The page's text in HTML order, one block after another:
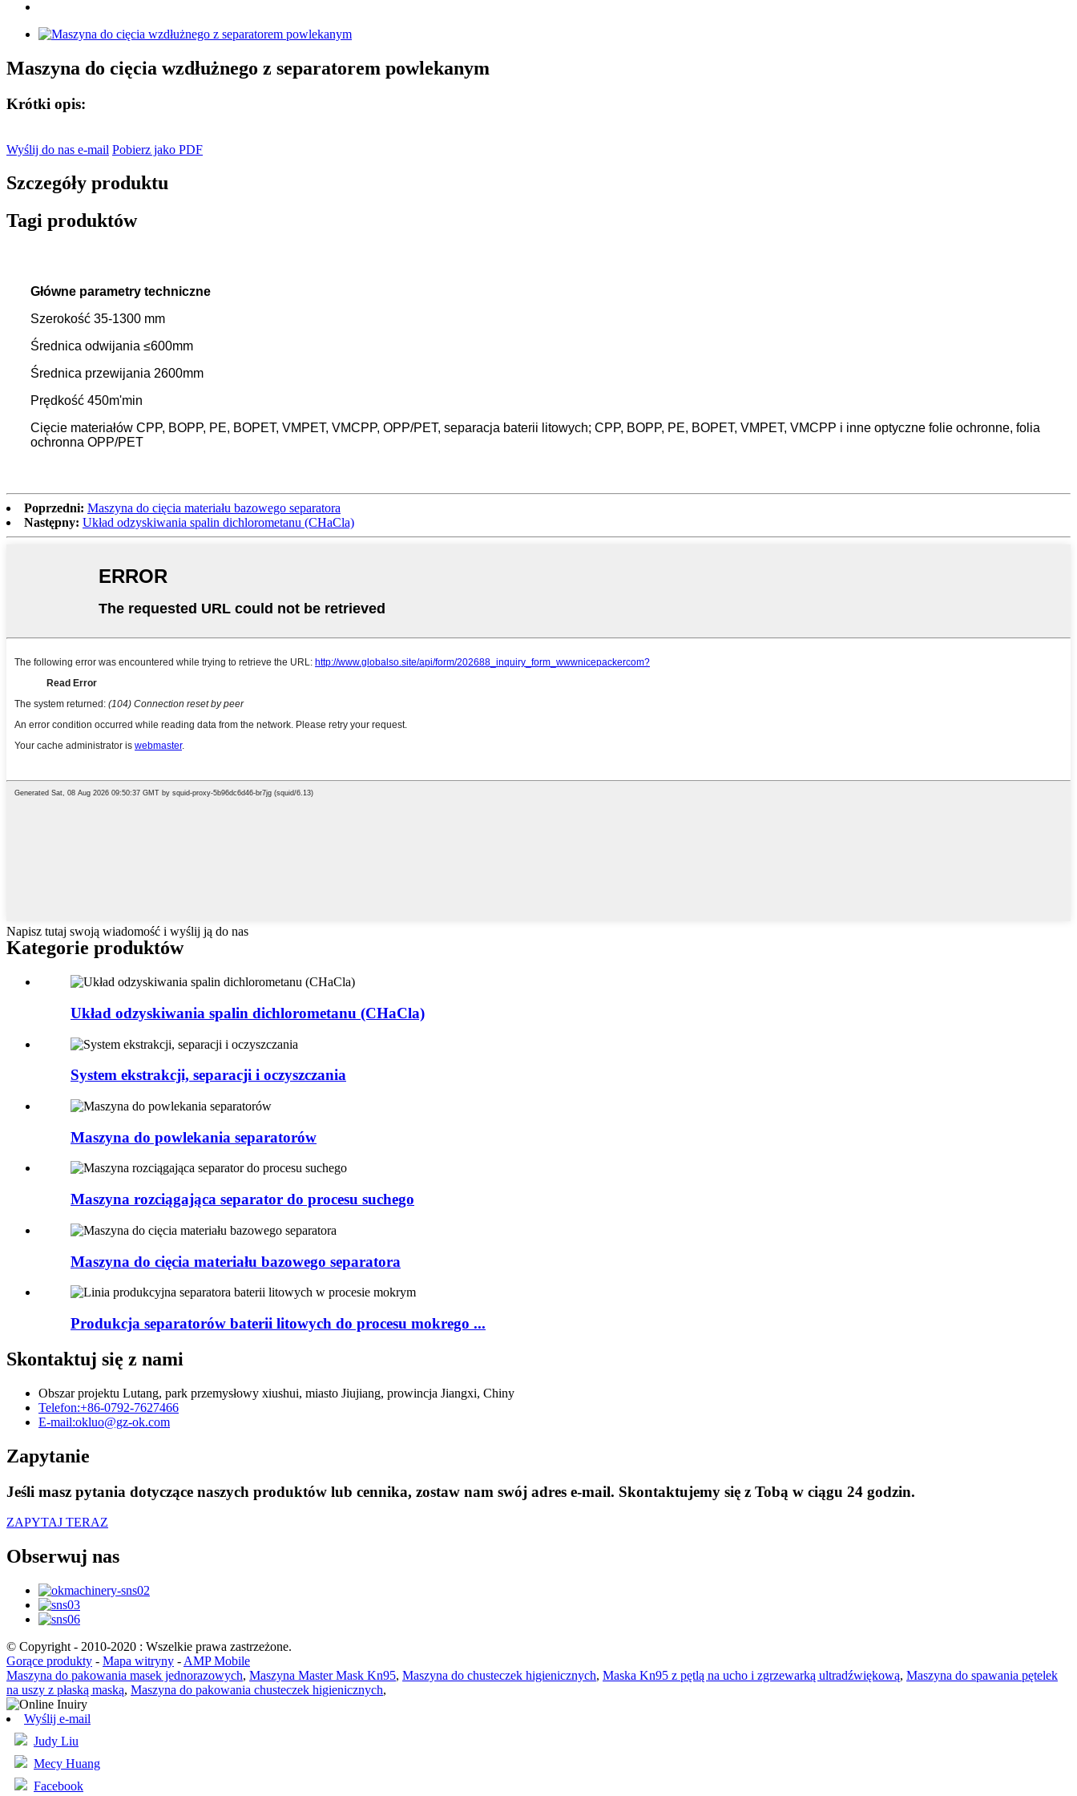
Maszyna do cięcia wzdłużnego z separatorem powlekanym
Krótki opis:
Wyślij do nas e-mail Pobierz jako PDF
Szczegóły produktu
Tagi produktów
Główne parametry techniczne
Szerokość 35-1300 mm
Średnica odwijania ≤600mm
Średnica przewijania 2600mm
Prędkość 450m'min
Cięcie materiałów CPP, BOPP, PE, BOPET, VMPET, VMCPP, OPP/PET, separacja baterii litowych; CPP, BOPP, PE, BOPET, VMPET, VMCPP i inne optyczne folie ochronne, folia
ochronna OPP/PET
Poprzedni: Maszyna do cięcia materiału bazowego separatora
Następny: Układ odzyskiwania spalin dichlorometanu (CHaCla)
Napisz tutaj swoją wiadomość i wyślij ją do nas
Kategorie produktów
Układ odzyskiwania spalin dichlorometanu (CHaCla)
System ekstrakcji, separacji i oczyszczania
Maszyna do powlekania separatorów
Maszyna rozciągająca separator do procesu suchego
Maszyna do cięcia materiału bazowego separatora
Produkcja separatorów baterii litowych do procesu mokrego ...
Skontaktuj się z nami
Obszar projektu Lutang, park przemysłowy xiushui, miasto Jiujiang, prowincja Jiangxi, Chiny
Telefon:+86-0792-7627466
E-mail:okluo@gz-ok.com
Zapytanie
Jeśli masz pytania dotyczące naszych produktów lub cennika, zostaw nam swój adres e-mail. Skontaktujemy się z Tobą w ciągu 24 godzin.
ZAPYTAJ TERAZ
Obserwuj nas
© Copyright - 2010-2020 : Wszelkie prawa zastrzeżone.
Gorące produkty - Mapa witryny - AMP Mobile
Maszyna do pakowania masek jednorazowych, Maszyna Master Mask Kn95, Maszyna do chusteczek higienicznych, Maska Kn95 z pętlą na ucho i zgrzewarką ultradźwiękową, Maszyna do spawania pętelek
na uszy z płaską maską, Maszyna do pakowania chusteczek higienicznych,
Wyślij e-mail
Judy Liu
Mecy Huang
Facebook